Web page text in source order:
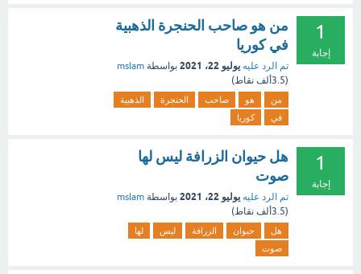
1
إجابة
من هو صاحب الحنجرة الذهبية
في كوريا
تم الرد عليه يوليو 22، 2021 بواسطة mslam
(3.5ألف نقاط)
من هو صاحب الحنجرة
الذهبية
في
كوريا
1
إجابة
هل حيوان الزرافة ليس لها
صوت
تم الرد عليه يوليو 22، 2021 بواسطة mslam
(3.5ألف نقاط)
هل حيوان الزرافة ليس
لها
صوت